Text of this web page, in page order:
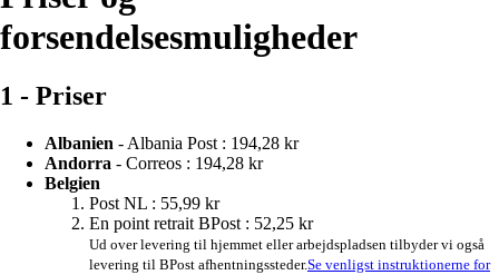
forsendelsesmuligheder
1 - Priser
Albanien - Albania Post : 194,28 kr
Andorra - Correos : 194,28 kr
Belgien
Post NL : 55,99 kr
En point retrait BPost : 52,25 kr
Ud over levering til hjemmet eller arbejdspladsen tilbyder vi også
levering til BPost afhentningssteder.Se venligst instruktionerne for